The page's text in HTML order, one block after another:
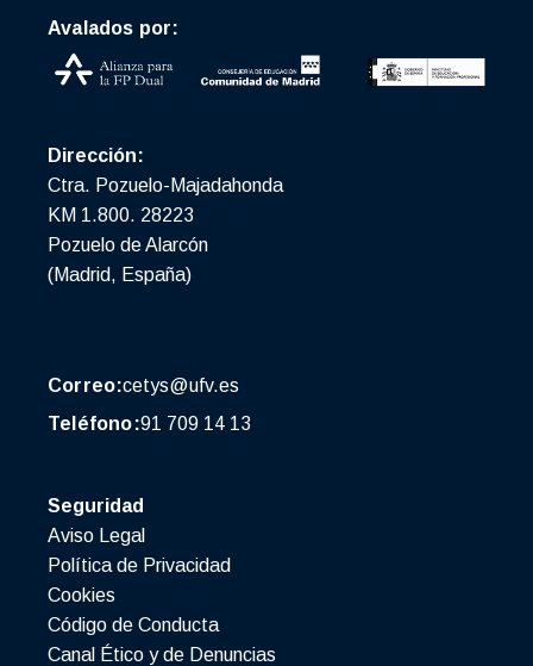
Avalados por:
Dirección:
Ctra. Pozuelo-Majadahonda
KM 1.800. 28223
Pozuelo de Alarcón
(Madrid, España)
Correo:cetys@ufv.es
Teléfono:91 709 14 13
Seguridad
Aviso Legal
Política de Privacidad
Cookies
Código de Conducta
Canal Ético y de Denuncias